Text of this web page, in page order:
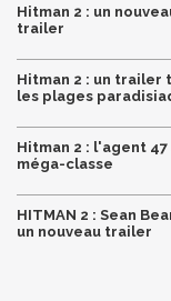
Hitman 2 : un
trailer
Hitman 2 : un trailer
les plages
Hitman 2 : l'agent
méga-classe
HITMAN 2 : Sean
un nouveau trailer